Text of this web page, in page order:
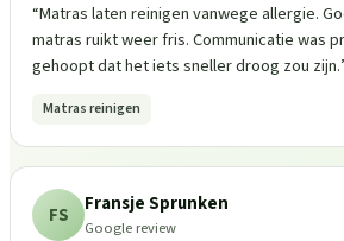
“Matras laten reinigen vanwege allergie.
matras ruikt weer fris. Communicatie was
gehoopt dat het iets sneller droog zou zijn.
Matras reinigen
FS Fransje Sprunken
Google review